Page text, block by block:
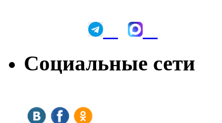
Социальные сети